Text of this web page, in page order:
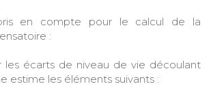
en compte pour le calcul de la
:
les écarts de niveau de vie découlant
estime les éléments suivants :